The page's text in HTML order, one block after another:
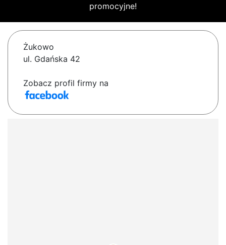
promocyjne!
Żukowo
ul. Gdańska 42
Zobacz profil firmy na